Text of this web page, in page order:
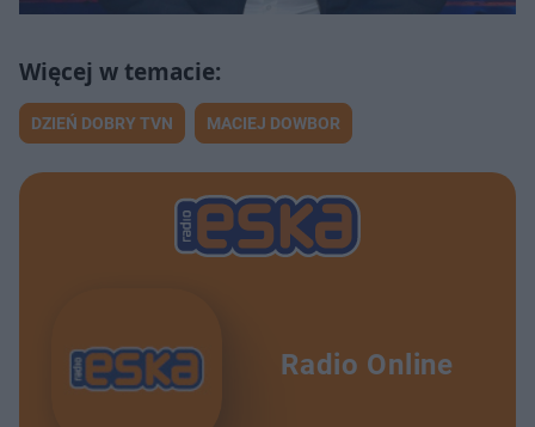
DZIEŃ DOBRY TVN MACIEJ DOWBOR
Radio Online